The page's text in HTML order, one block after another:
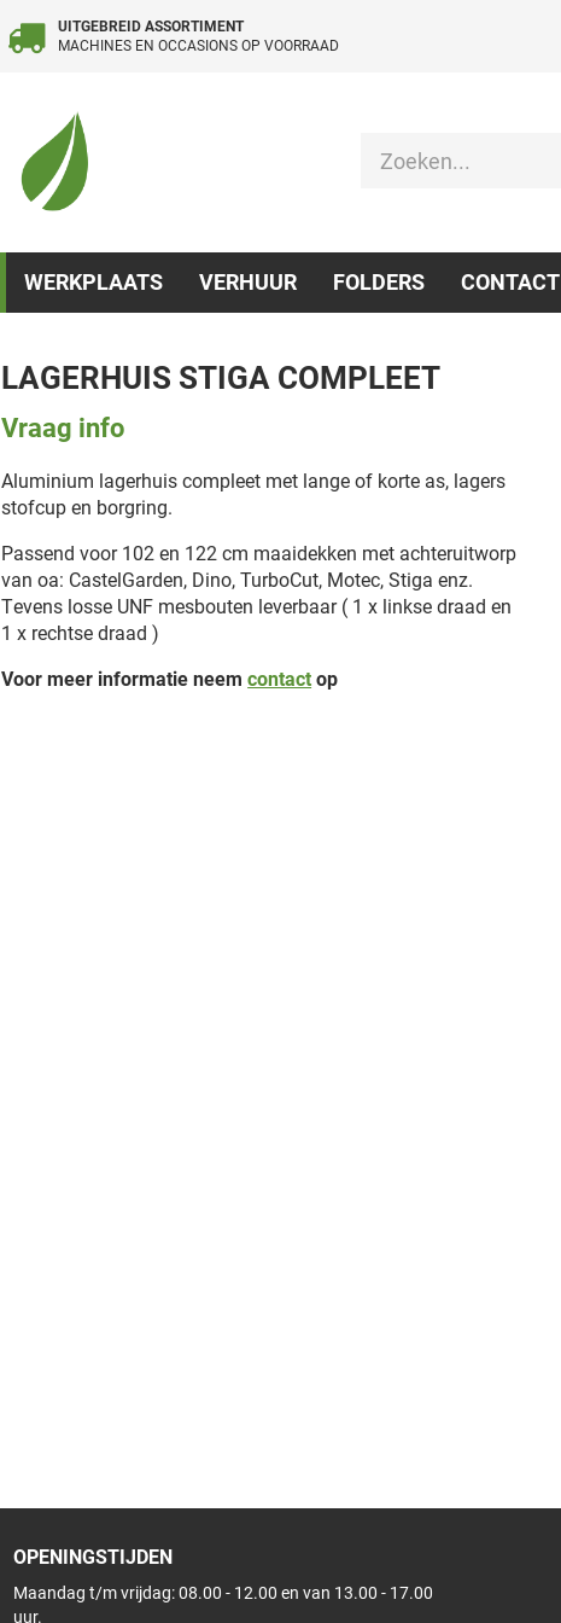
UITGEBREID ASSORTIMENT
MACHINES EN OCCASIONS OP VOORRAAD
WERKPLAATS VERHUUR FOLDERS CONTACT
LAGERHUIS STIGA COMPLEET
Vraag info
Aluminium lagerhuis compleet met lange of korte as, lagers
stofcup en borgring.
Passend voor 102 en 122 cm maaidekken met achteruitworp
van oa: CastelGarden, Dino, TurboCut, Motec, Stiga enz.
Tevens losse UNF mesbouten leverbaar ( 1 x linkse draad en
1 x rechtse draad )
Voor meer informatie neemcontactop
OPENINGSTIJDEN
Maandag t/m vrijdag: 08.00 - 12.00 en van 13.00 - 17.00
uur.